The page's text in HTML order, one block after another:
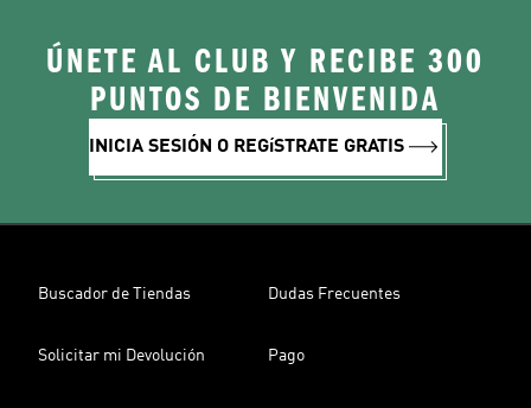
ÚNETE AL CLUB Y RECIBE 300
PUNTOS DE BIENVENIDA
INICIA SESIÓN O REGíSTRATE GRATIS
Buscador de Tiendas Dudas Frecuentes
Solicitar mi Devolución Pago